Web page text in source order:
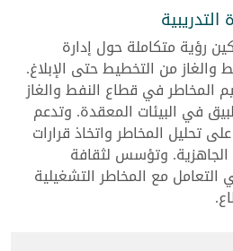
رؤية متكاملة حول إدارة
والغاز من التخطيط حتى الإبلاغ.
المخاطر في قطاع النفط والغاز
في البيئات المعقدة. وتدعم
تحليل المخاطر واتخاذ قرارات
الجاهزية. وتؤسس لثقافة
مع المخاطر التشغيلية